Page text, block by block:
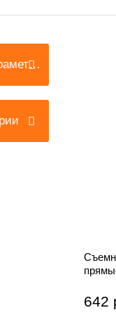
Подбор по параметрам
642